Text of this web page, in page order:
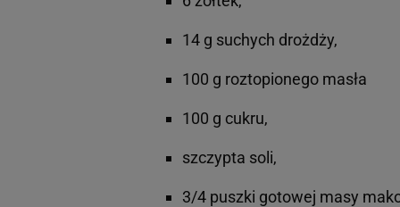
14 g suchych drożdży,
100 g roztopionego masła
100 g cukru,
szczypta soli,
3/4 puszki gotowej masy